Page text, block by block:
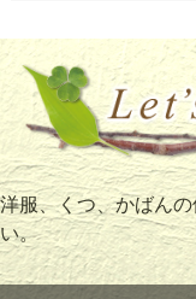
洋服、くつ、かばん
い。